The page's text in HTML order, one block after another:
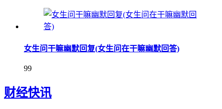
女生问干嘛幽默回复(女生问在干嘛幽默回答)
99
财经快讯